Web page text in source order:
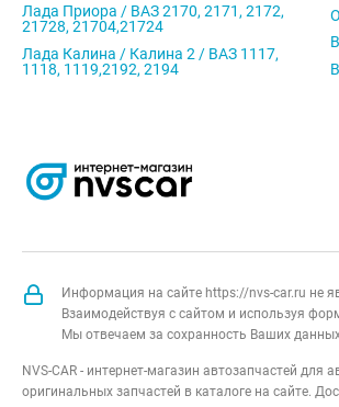
Лада Приора / ВАЗ 2170, 2171, 2172,
21728, 21704,21724
Лада Калина / Калина 2 / ВАЗ 1117,
1118, 1119,2192, 2194
Информация на сайте https://nvs-car.ru не
Взаимодействуя с сайтом и используя
Мы отвечаем за сохранность Ваших
NVS-CAR - интернет-магазин автозапчастей
оригинальных запчастей в каталоге на сайте.